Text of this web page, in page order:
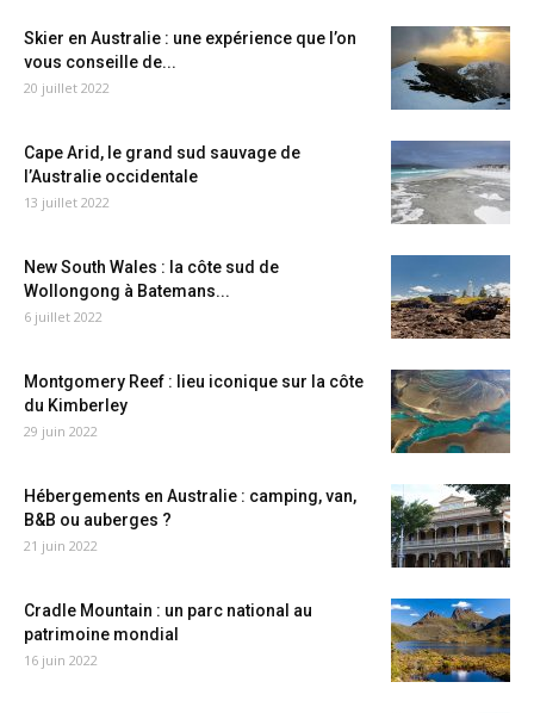
Skier en Australie : une expérience que l’on
vous conseille de...
20 juillet 2022
Cape Arid, le grand sud sauvage de
l’Australie occidentale
13 juillet 2022
New South Wales : la côte sud de
Wollongong à Batemans...
6 juillet 2022
Montgomery Reef : lieu iconique sur la côte
du Kimberley
29 juin 2022
Hébergements en Australie : camping, van,
B&B ou auberges ?
21 juin 2022
Cradle Mountain : un parc national au
patrimoine mondial
16 juin 2022